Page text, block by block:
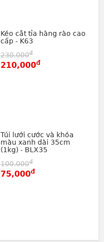
Kéo cắt tỉa hàng rào cao
cấp - K63
230,000đ
210,000đ
Túi lưới cước và khóa
màu xanh dài 35cm
(1kg) - BLX35
100,000đ
75,000đ